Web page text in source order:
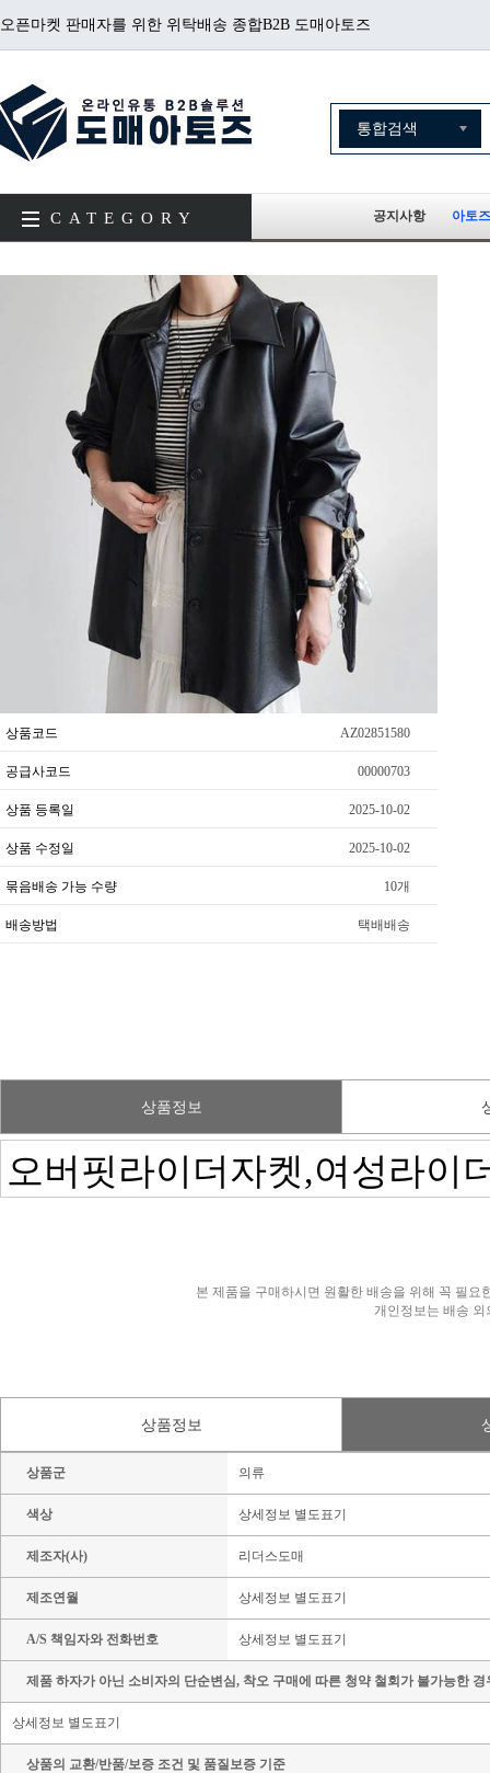
오픈마켓 판매자를 위한 위탁배송 종합B2B 도매아토즈
CATEGORY 공지사항 아토
상품코드 AZ02851580
공급사코드 00000703
상품 등록일 2025-10-02
상품 수정일 2025-10-02
묶음배송 가능 수량 10개
배송방법 택배배송
상품정보
본 제품을 구매하시면 원활한 배송을 위해 꼭 필
개인정보는 배송
상품정보
상품군 의류
색상 상세정보 별도표기
제조자(사) 리더스도매
제조연월 상세정보 별도표기
A/S 책임자와 전화번호 상세정보 별도표기
제품 하자가 아닌 소비자의 단순변심, 착오 구매에 따른 청약 철회가 불가능한
상세정보 별도표기
상품의 교환/반품/보증 조건 및 품질보증 기준